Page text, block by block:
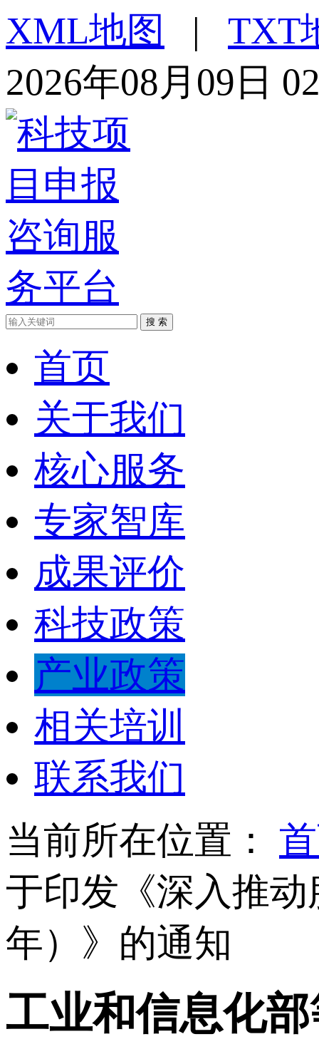
XML地图 | TXT
2026年08月09日
搜 索
首页
关于我们
核心服务
专家智库
成果评价
科技政策
产业政策
相关培训
联系我们
当前所在位置：
于印发《深入推
年）》的通知
工业和信息化